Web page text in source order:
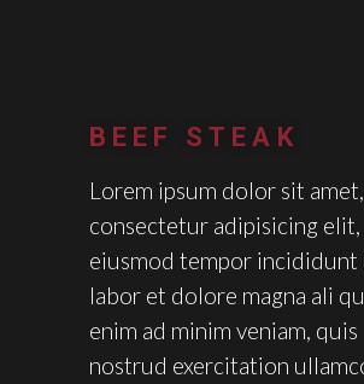
BEEF STEAK
Lorem ipsum dolor sit amet,
consectetur adipisicing elit,
eiusmod tempor incididunt
labor et dolore magna ali
enim ad minim veniam, quis
nostrud exercitation